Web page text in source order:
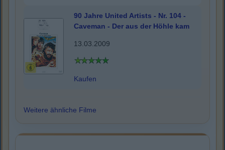
90 Jahre United Artists - Nr. 104 -
Caveman - Der aus der Höhle kam
13.03.2009
Kaufen
Weitere ähnliche Filme